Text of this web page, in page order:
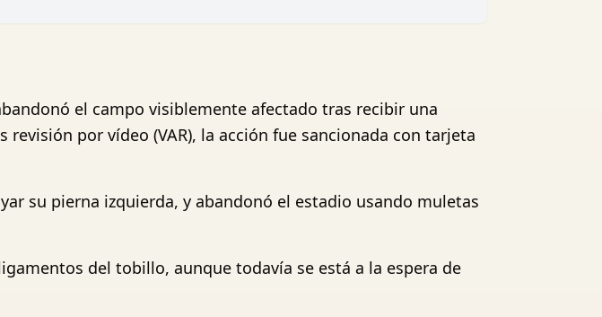
el campo visiblemente afectado tras recibir una
por vídeo (VAR), la acción fue sancionada con tarjeta
su pierna izquierda, y abandonó el estadio usando muletas
del tobillo, aunque todavía se está a la espera de